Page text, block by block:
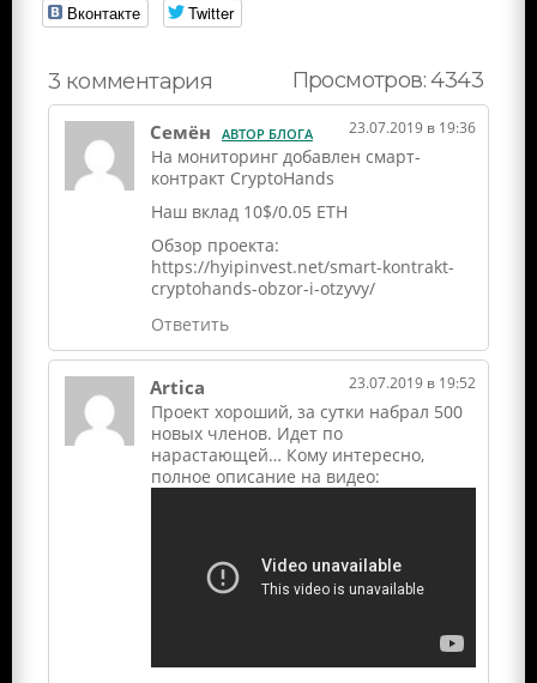
Вконтакте Twitter
Просмотров: 4343
3 комментария
Семён АВТОР БЛОГА 23.07.2019 в 19:36
На мониторинг добавлен смарт-
контракт CryptoHands
Наш вклад 10$/0.05 ETH
Обзор проекта:
https://hyipinvest.net/smart-kontrakt-
cryptohands-obzor-i-otzyvy/
Ответить
Artica 23.07.2019 в 19:52
Проект хороший, за сутки набрал 500
новых членов. Идет по
нарастающей… Кому интересно,
полное описание на видео: